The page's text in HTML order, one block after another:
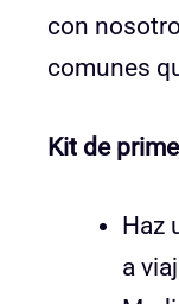
con
comunes
Kit de
Haz
a